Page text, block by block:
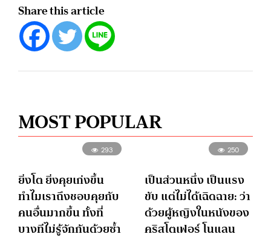
Share this article
MOST POPULAR
293
ยิ่งโต ยิ่งคุยเก่งขึ้น
ทำไมเราถึงชอบคุยกับ
คนอื่นมากขึ้น ทั้งที่
บางทีไม่รู้จักกันด้วยซ้ำ
250
เป็นส่วนหนึ่ง เป็นแรง
ขับ แต่ไม่ได้เฉิดฉาย: ว่า
ด้วยผู้หญิงในหนังของ
คริสโตเฟอร์ โนแลน